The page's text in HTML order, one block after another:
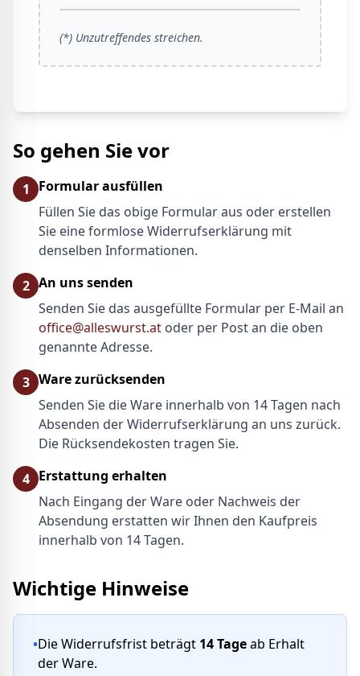
(*) Unzutreffendes streichen.
So gehen Sie vor
1
Formular ausfüllen
Füllen Sie das obige Formular aus oder erstellen
Sie eine formlose Widerrufserklärung mit
denselben Informationen.
2 An uns senden
Senden Sie das ausgefüllte Formular per E-Mail an
office@alleswurst.at oder per Post an die oben
genannte Adresse.
3 Ware zurücksenden
Senden Sie die Ware innerhalb von 14 Tagen nach
Absenden der Widerrufserklärung an uns zurück.
Die Rücksendekosten tragen Sie.
4 Erstattung erhalten
Nach Eingang der Ware oder Nachweis der
Absendung erstatten wir Ihnen den Kaufpreis
innerhalb von 14 Tagen.
Wichtige Hinweise
•Die Widerrufsfrist beträgt 14 Tageab Erhalt
der Ware.